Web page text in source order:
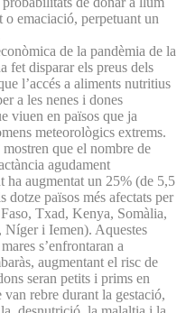
emaciació, perpetuant un
de la pandèmia de la
fet disparar els preus dels
l’accés a aliments nutritius
a les nenes i dones
viuen en països que ja
meteorològics extrems.
que el nombre de
agudament
ha augmentat un 25% (de 5,5
països més afectats per
Txad, Kenya, Somàlia,
i Iemen). Aquestes
s’enfrontaran a
augmentant el risc de
seran petits i prims en
van rebre durant la gestació,